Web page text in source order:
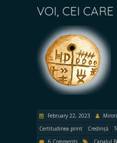
VOI, CEI
February 22, 2023
Certitudinea print
Credință
6 Comments
Canalul